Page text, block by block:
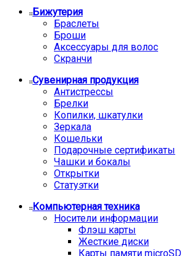
Бижутерия
Браслеты
Броши
Аксессуары для волос
Скранчи
Сувенирная продукция
Антистрессы
Брелки
Копилки, шкатулки
Зеркала
Кошельки
Подарочные сертификаты
Чашки и бокалы
Открытки
Статуэтки
Компьютерная техника
Носители информации
Флэш карты
Жесткие диски
Карты памяти microSD